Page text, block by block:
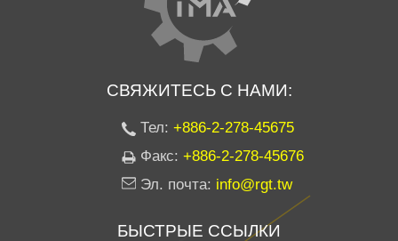
СВЯЖИТЕСЬ С НАМИ:
Тел: +886-2-278-45675
Факс: +886-2-278-45676
Эл. почта: info@rgt.tw
БЫСТРЫЕ ССЫЛКИ